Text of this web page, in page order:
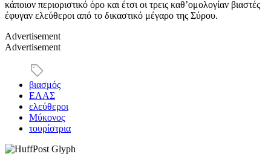
κάποιον περιοριστικό όρο και έτσι οι τρεις καθ’ομολογίαν βιαστές
έφυγαν ελεύθεροι από το δικαστικό μέγαρο της Σύρου.
Advertisement
Advertisement
βιασμός
ΕΛΑΣ
ελεύθεροι
Μύκονος
τουρίστρια